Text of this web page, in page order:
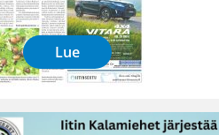
Lue